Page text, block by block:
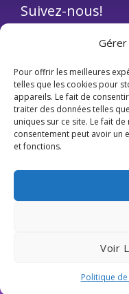
Pour offrir les meilleures
telles que les cookies pour
appareils. Le fait de
traiter des données telles
uniques sur ce site. Le fait
consentement peut avoir un
et fonctions.
Voir
Politique
Suivez-nous!
34 Rue Jean Jaurès,
Téléphone : 0170600650
Email: info@avtis.fr
Web : https://www.avtis.fr